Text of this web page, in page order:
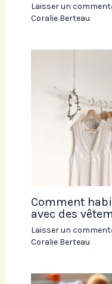
Laisser un
Coralie Berteau
Comment
avec des
Laisser un
Coralie Berteau